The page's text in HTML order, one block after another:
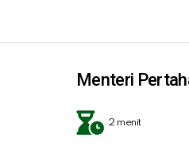
Menteri
2 menit